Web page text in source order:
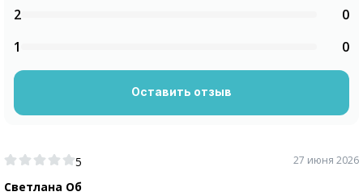
5
Светлана Об
27 июня 2026
2
0
1
0
Оставить отзыв